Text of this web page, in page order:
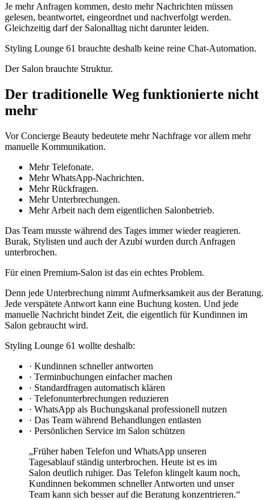
Je mehr Anfragen kommen, desto mehr Nachrichten müssen
gelesen, beantwortet, eingeordnet und nachverfolgt werden.
Gleichzeitig darf der Salonalltag nicht darunter leiden.
Styling Lounge 61 brauchte deshalb keine reine Chat-Automation.
Der Salon brauchte Struktur.
Der traditionelle Weg funktionierte nicht
mehr
Vor Concierge Beauty bedeutete mehr Nachfrage vor allem mehr
manuelle Kommunikation.
Mehr Telefonate.
Mehr WhatsApp-Nachrichten.
Mehr Rückfragen.
Mehr Unterbrechungen.
Mehr Arbeit nach dem eigentlichen Salonbetrieb.
Das Team musste während des Tages immer wieder reagieren.
Burak, Stylisten und auch der Azubi wurden durch Anfragen
unterbrochen.
Für einen Premium-Salon ist das ein echtes Problem.
Denn jede Unterbrechung nimmt Aufmerksamkeit aus der Beratung.
Jede verspätete Antwort kann eine Buchung kosten. Und jede
manuelle Nachricht bindet Zeit, die eigentlich für Kundinnen im
Salon gebraucht wird.
Styling Lounge 61 wollte deshalb:
· Kundinnen schneller antworten
· Terminbuchungen einfacher machen
· Standardfragen automatisch klären
· Telefonunterbrechungen reduzieren
· WhatsApp als Buchungskanal professionell nutzen
· Das Team während Behandlungen entlasten
· Persönlichen Service im Salon schützen
„Früher haben Telefon und WhatsApp unseren
Tagesablauf ständig unterbrochen. Heute ist es im
Salon deutlich ruhiger. Das Telefon klingelt kaum noch,
Kundinnen bekommen schneller Antworten und unser
Team kann sich besser auf die Beratung konzentrieren.“